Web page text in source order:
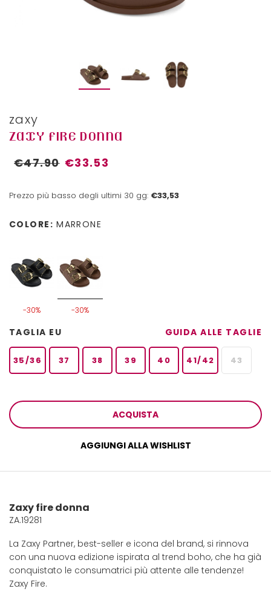
zaxy
ZAXY FIRE DONNA
€47.90 €33.53
Prezzo più basso degli ultimi 30 gg: €33,53
COLORE: MARRONE
-30% -30%
TAGLIA EU GUIDA ALLE TAGLIE
35/36 37 38 39 40 41/42 43
ACQUISTA
AGGIUNGI ALLA WISHLIST
Zaxy fire donna
ZA.19281
La Zaxy Partner, best-seller e icona del brand, si rinnova
con una nuova edizione ispirata al trend boho, che ha già
conquistato le consumatrici più attente alle tendenze!
Zaxy Fire.